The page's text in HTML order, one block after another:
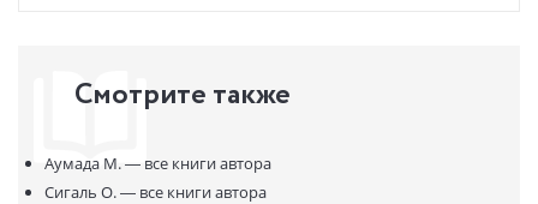
Смотрите также
Аумада М. — все книги автора
Сигаль О. — все книги автора